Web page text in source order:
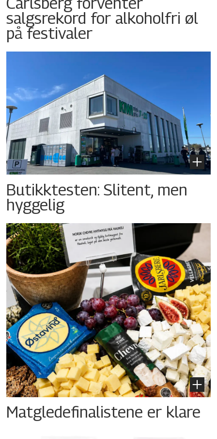
salgsrekord for alkoholfri øl
på festivaler
Butikktesten: Slitent, men
hyggelig
Matgledefinalistene er klare